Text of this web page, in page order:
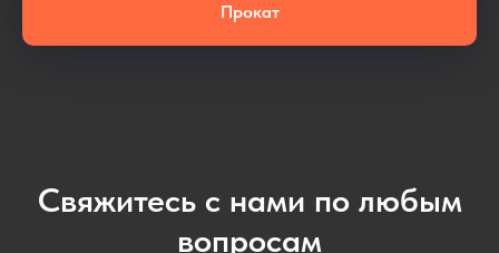
Прокат
Свяжитесь с нами по любым
вопросам